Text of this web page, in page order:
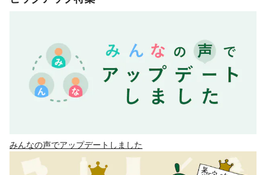
みんなの声でアップデートしました